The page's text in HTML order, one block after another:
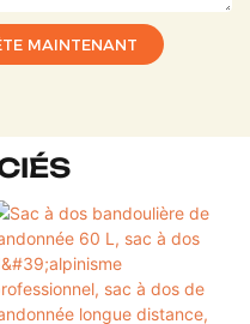
MAINTENANT